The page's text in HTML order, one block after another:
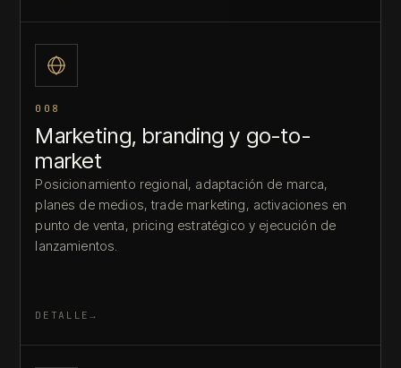
008
Marketing, branding y go-to-
market
Posicionamiento regional, adaptación de marca,
planes de medios, trade marketing, activaciones en
punto de venta, pricing estratégico y ejecución de
lanzamientos.
DETALLE